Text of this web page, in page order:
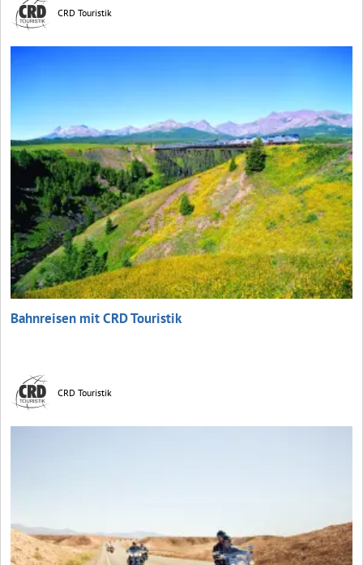
CRD Touristik
Bahnreisen mit CRD Touristik
CRD Touristik